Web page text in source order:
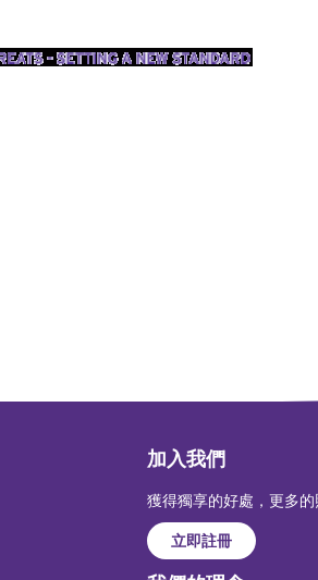
加入我們
獲得獨享的好處，更多
立即註冊